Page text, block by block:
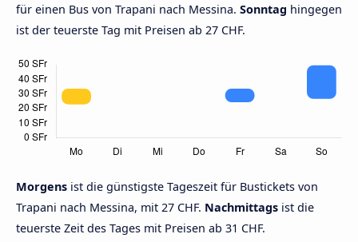
für einen Bus von Trapani nach Messina. Sonntag hingegen
ist der teuerste Tag mit Preisen ab 27 CHF.
Morgens ist die günstigste Tageszeit für Bustickets von
Trapani nach Messina, mit 27 CHF. Nachmittags ist die
teuerste Zeit des Tages mit Preisen ab 31 CHF.